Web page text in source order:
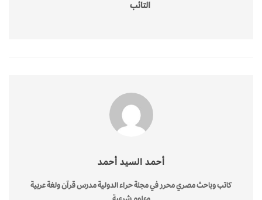
التائب
أحمد السيد أحمد
كاتب وباحث مصري محرر في مجلة حراء الدولية مدرس قرآن ولغة عربية